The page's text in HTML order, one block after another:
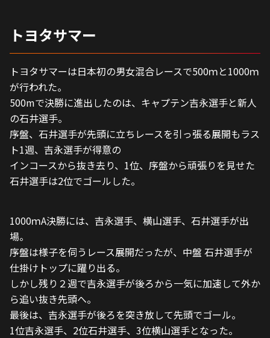
トヨタサマー
トヨタサマーは日本初の男女混合レースで500ｍと1000ｍ
が行われた。
500mで決勝に進出したのは、キャプテン吉永選手と新人
の石井選手。
序盤、石井選手が先頭に立ちレースを引っ張る展開もラス
ト1週、吉永選手が得意の
インコースから抜き去り、1位、序盤から頑張りを見せた
石井選手は2位でゴールした。
1000ｍA決勝には、吉永選手、横山選手、石井選手が出
場。
序盤は様子を伺うレース展開だったが、中盤 石井選手が
仕掛けトップに躍り出る。
しかし残り２週で吉永選手が後ろから一気に加速して外か
ら追い抜き先頭へ。
最後は、吉永選手が後ろを突き放して先頭でゴール。
1位吉永選手、2位石井選手、3位横山選手となった。